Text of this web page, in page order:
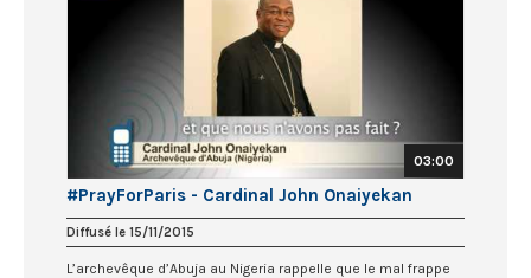
03:00
#PrayForParis - Cardinal John Onaiyekan
Diffusé le 15/11/2015
L’archevêque d’Abuja au Nigeria rappelle que le mal frappe